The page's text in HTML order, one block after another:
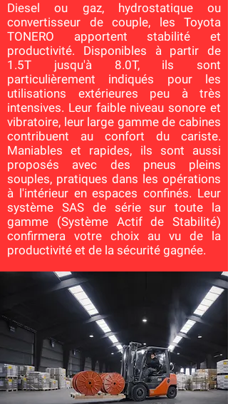
Diesel ou gaz, hydrostatique ou
convertisseur de couple, les Toyota
TONERO apportent stabilité et
productivité. Disponibles à partir de
1.5T jusqu'à 8.0T, ils sont
particulièrement indiqués pour les
utilisations extérieures peu à très
intensives. Leur faible niveau sonore et
vibratoire, leur large gamme de cabines
contribuent au confort du cariste.
Maniables et rapides, ils sont aussi
proposés avec des pneus pleins
souples, pratiques dans les opérations
à l'intérieur en espaces confinés. Leur
système SAS de série sur toute la
gamme (Système Actif de Stabilité)
confirmera votre choix au vu de la
productivité et de la sécurité gagnée.